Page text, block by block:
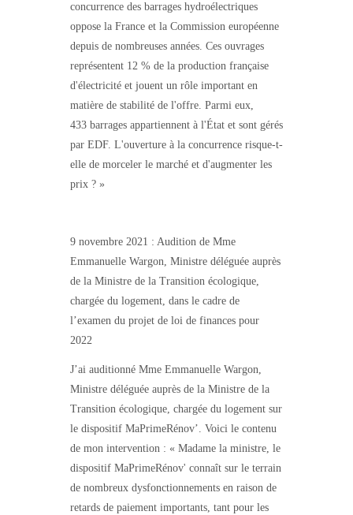
concurrence des barrages hydroélectriques
oppose la France et la Commission européenne
depuis de nombreuses années. Ces ouvrages
représentent 12 % de la production française
d'électricité et jouent un rôle important en
matière de stabilité de l'offre. Parmi eux,
433 barrages appartiennent à l'État et sont gérés
par EDF. L'ouverture à la concurrence risque-t-
elle de morceler le marché et d'augmenter les
prix ? »
9 novembre 2021 : Audition de Mme
Emmanuelle Wargon, Ministre déléguée auprès
de la Ministre de la Transition écologique,
chargée du logement, dans le cadre de
l’examen du projet de loi de finances pour
2022
J’ai auditionné Mme Emmanuelle Wargon,
Ministre déléguée auprès de la Ministre de la
Transition écologique, chargée du logement sur
le dispositif MaPrimeRénov’. Voici le contenu
de mon intervention : « Madame la ministre, le
dispositif MaPrimeRénov' connaît sur le terrain
de nombreux dysfonctionnements en raison de
retards de paiement importants, tant pour les